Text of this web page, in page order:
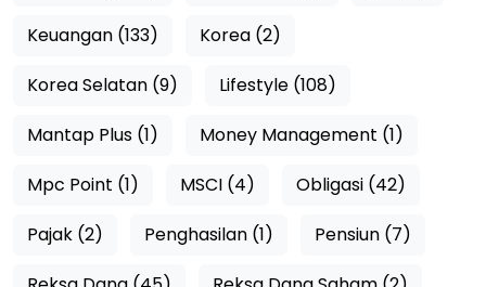
Keuangan (133)
Korea (2)
Korea Selatan (9)
Lifestyle (108)
Mantap Plus (1)
Money Management (1)
Mpc Point (1)
MSCI (4)
Obligasi (42)
Pajak (2)
Penghasilan (1)
Pensiun (7)